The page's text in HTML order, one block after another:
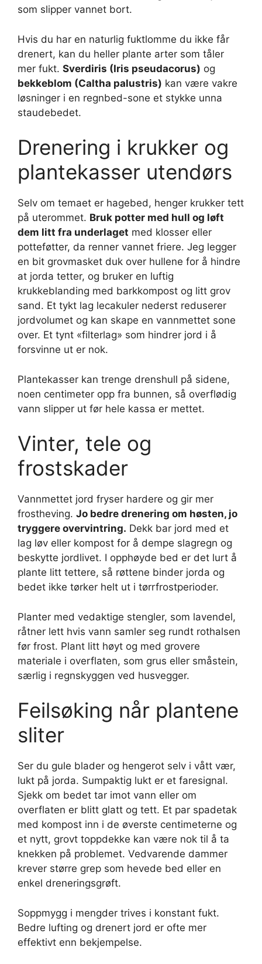
som slipper vannet bort.
Hvis du har en naturlig fuktlomme du ikke får
drenert, kan du heller plante arter som tåler
mer fukt. Sverdiris (Iris pseudacorus) og
bekkeblom (Caltha palustris) kan være vakre
løsninger i en regnbed-sone et stykke unna
staudebedet.
Drenering i krukker og
plantekasser utendørs
Selv om temaet er hagebed, henger krukker tett
på uterommet. Bruk potter med hull og løft
dem litt fra underlaget med klosser eller
potteføtter, da renner vannet friere. Jeg legger
en bit grovmasket duk over hullene for å hindre
at jorda tetter, og bruker en luftig
krukkeblanding med barkkompost og litt grov
sand. Et tykt lag lecakuler nederst reduserer
jordvolumet og kan skape en vannmettet sone
over. Et tynt «filterlag» som hindrer jord i å
forsvinne ut er nok.
Plantekasser kan trenge drenshull på sidene,
noen centimeter opp fra bunnen, så overflødig
vann slipper ut før hele kassa er mettet.
Vinter, tele og
frostskader
Vannmettet jord fryser hardere og gir mer
frostheving. Jo bedre drenering om høsten, jo
tryggere overvintring. Dekk bar jord med et
lag løv eller kompost for å dempe slagregn og
beskytte jordlivet. I opphøyde bed er det lurt å
plante litt tettere, så røttene binder jorda og
bedet ikke tørker helt ut i tørrfrostperioder.
Planter med vedaktige stengler, som lavendel,
råtner lett hvis vann samler seg rundt rothalsen
før frost. Plant litt høyt og med grovere
materiale i overflaten, som grus eller småstein,
særlig i regnskyggen ved husvegger.
Feilsøking når plantene
sliter
Ser du gule blader og hengerot selv i vått vær,
lukt på jorda. Sumpaktig lukt er et faresignal.
Sjekk om bedet tar imot vann eller om
overflaten er blitt glatt og tett. Et par spadetak
med kompost inn i de øverste centimeterne og
et nytt, grovt toppdekke kan være nok til å ta
knekken på problemet. Vedvarende dammer
krever større grep som hevede bed eller en
enkel dreneringsgrøft.
Soppmygg i mengder trives i konstant fukt.
Bedre lufting og drenert jord er ofte mer
effektivt enn bekjempelse.